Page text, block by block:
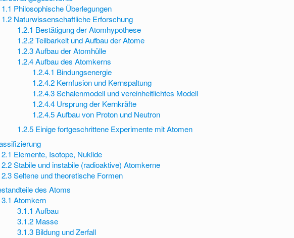
1.1 Philosophische Überlegungen
1.2 Naturwissenschaftliche Erforschung
1.2.1 Bestätigung der Atomhypothese
1.2.2 Teilbarkeit und Aufbau der Atome
1.2.3 Aufbau der Atomhülle
1.2.4 Aufbau des Atomkerns
1.2.4.1 Bindungsenergie
1.2.4.2 Kernfusion und Kernspaltung
1.2.4.3Schalenmodell und vereinheitlichtes Modell
1.2.4.4 Ursprung der Kernkräfte
1.2.4.5Aufbau von Proton und Neutron
1.2.5 Einige fortgeschrittene Experimente mit Atomen
2.1 Elemente, Isotope, Nuklide
2.2 Stabile und instabile (radioaktive) Atomkerne
2.3 Seltene und theoretische Formen
des Atoms
3.1 Atomkern
3.1.1 Aufbau
3.1.2 Masse
3.1.3 Bildung und Zerfall